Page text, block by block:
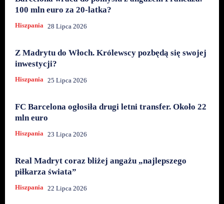
100 mln euro za 20-latka?
Hiszpania 28 Lipca 2026
Z Madrytu do Włoch. Królewscy pozbędą się swojej
inwestycji?
Hiszpania 25 Lipca 2026
FC Barcelona ogłosiła drugi letni transfer. Około 22
mln euro
Hiszpania 23 Lipca 2026
Real Madryt coraz bliżej angażu „najlepszego
piłkarza świata”
Hiszpania 22 Lipca 2026